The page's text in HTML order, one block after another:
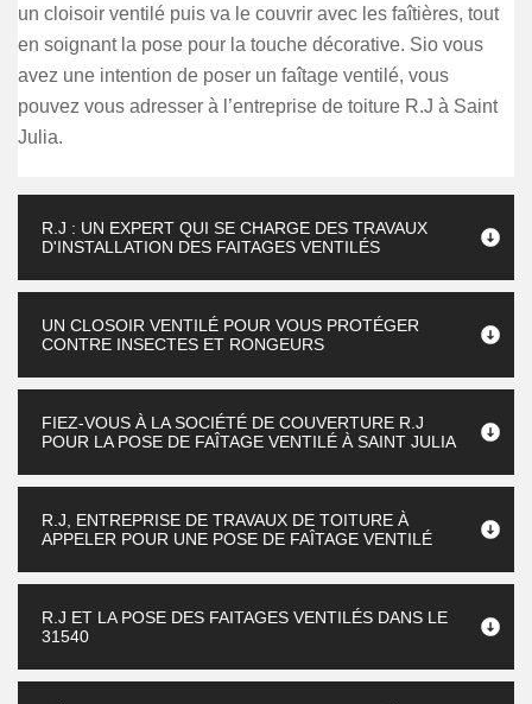
un cloisoir ventilé puis va le couvrir avec les faîtières, tout
en soignant la pose pour la touche décorative. Sio vous
avez une intention de poser un faîtage ventilé, vous
pouvez vous adresser à l’entreprise de toiture R.J à Saint
Julia.
R.J : UN EXPERT QUI SE CHARGE DES TRAVAUX
D'INSTALLATION DES FAITAGES VENTILÉS
UN CLOSOIR VENTILÉ POUR VOUS PROTÉGER
CONTRE INSECTES ET RONGEURS
FIEZ-VOUS À LA SOCIÉTÉ DE COUVERTURE R.J
POUR LA POSE DE FAÎTAGE VENTILÉ À SAINT JULIA
R.J, ENTREPRISE DE TRAVAUX DE TOITURE À
APPELER POUR UNE POSE DE FAÎTAGE VENTILÉ
R.J ET LA POSE DES FAITAGES VENTILÉS DANS LE
31540